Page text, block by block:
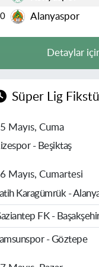
Alanyaspor
Detaylar
Süper Lig
Mayıs, Cuma
- Beşiktaş
Mayıs, Cumartesi
Karagümrük -
FK -
- Göztepe